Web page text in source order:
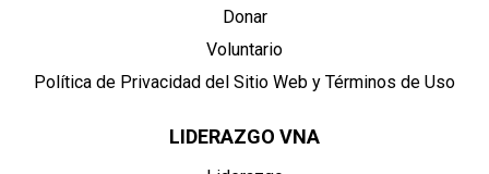
Donar
Voluntario
Política de Privacidad del Sitio Web y Términos de Uso
LIDERAZGO VNA